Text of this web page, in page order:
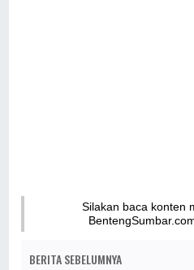
Silakan baca konten
BERITA SEBELUMNYA